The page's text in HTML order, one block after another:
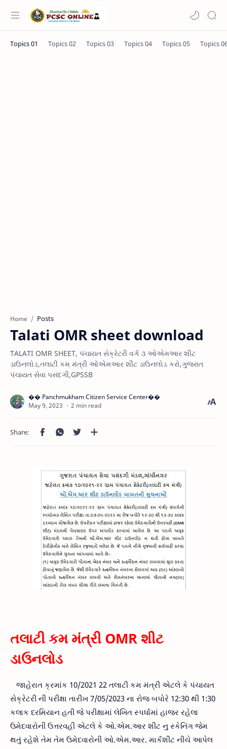
Home Posts
Talati OMR sheet download
TALATI OMR SHEET, પંચાયત સેક્રેટરી વર્ગ ૩ ઓએમઆર શીટ
ડાઉનલોડ,તલાટી કમ મંત્રી ઓએમઆર શીટ ડાઉનલોડ કરો,ગુજરાત
પંચાયત સેવા પસંદગી,GPSSB
2 min read
તલાટી કમ મંત્રી OMR શીટ
ડાઉનલોડ
જાહેરાત ક્રમાંક 10/2021 22 તલાટી કમ મંત્રી એટલે કે પંચાયત
સેક્રેટરી ની પરીક્ષા તારીખ 7/05/2023 ના રોજ બપોરે 12:30 થી 1:30
કલાક દરમિયાન હતી જે પરીક્ષામાં લેખિત સ્પર્ધામાં હાજર રહેલા
ઉમેદવારોની ઉત્તરવહી એટલે કે ઓ.એમ.આર શીટ નુ સ્કેનિંગ જેમ
થતું રહેશે તેમ તેમ ઉમેદવારોની ઓ.એમ.આર. માર્કશીટ નીચે આપેલ